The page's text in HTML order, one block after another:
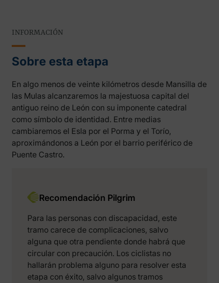
INFORMACIÓN
Sobre esta etapa
En algo menos de veinte kilómetros desde Mansilla de
las Mulas alcanzaremos la majestuosa capital del
antiguo reino de León con su imponente catedral
como símbolo de identidad. Entre medias
cambiaremos el Esla por el Porma y el Torío,
aproximándonos a León por el barrio periférico de
Puente Castro.
Recomendación Pilgrim
Para las personas con discapacidad, este
tramo carece de complicaciones, salvo
alguna que otra pendiente donde habrá que
circular con precaución. Los ciclistas no
hallarán problema alguno para resolver esta
etapa con éxito, salvo algunos tramos